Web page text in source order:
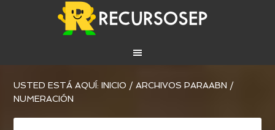
USTED ESTÁ AQUÍ:INICIO / ARCHIVOS PARAABN /
NUMERACIÓN